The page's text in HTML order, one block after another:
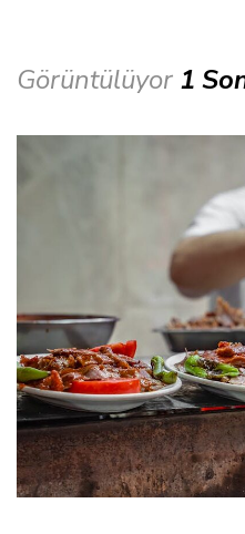
Görüntülüyor 1